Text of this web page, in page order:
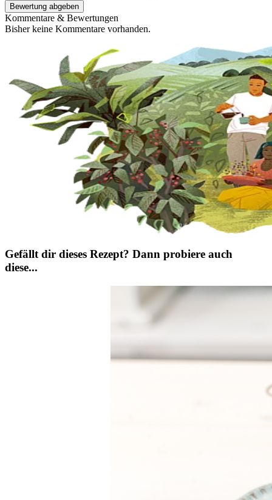
Bewertung abgeben
Kommentare & Bewertungen
Bisher keine Kommentare vorhanden.
Gefällt dir dieses Rezept? Dann probiere auch
diese...